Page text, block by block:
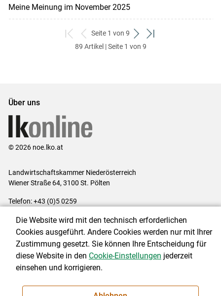
Meine Meinung im November 2025
zum
ersten
zurück
zum
Seite 1 von 9
weiter
zum
zum
89 Artikel | Seite 1 von 9
Über uns
© 2026 noe.lko.at
Landwirtschaftskammer Niederösterreich
Wiener Straße 64, 3100 St. Pölten
Telefon: +43 (0)5 0259
Impressum|Kontakt|Datenschutzerklärung|Barrierefreiheit|
Cookie-Einstellungen
NEWSLETTER
Die Website wird mit den technisch erforderlichen
Cookies ausgeführt. Andere Cookies werden nur mit Ihrer
Zustimmung gesetzt. Sie können Ihre Entscheidung für
diese Website in den Cookie-Einstellungen jederzeit
einsehen und korrigieren.